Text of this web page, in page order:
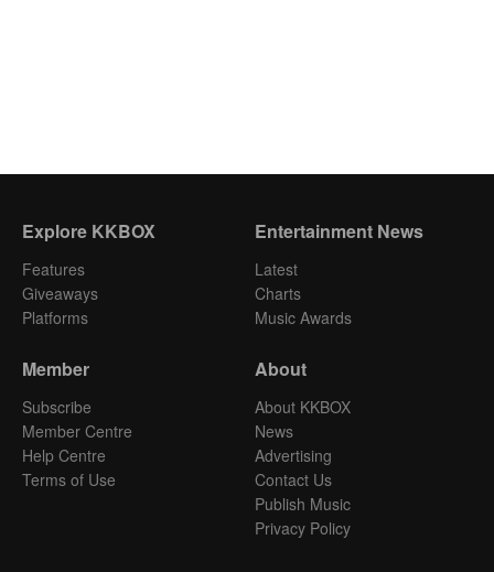
Explore KKBOX
Features
Giveaways
Platforms
Entertainment News
Latest
Charts
Music Awards
Member
Subscribe
Member Centre
Help Centre
Terms of Use
About
About KKBOX
News
Advertising
Contact Us
Publish Music
Privacy Policy